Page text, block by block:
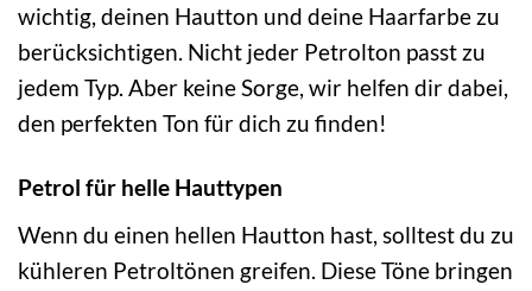
wichtig, deinen Hautton und deine Haarfarbe zu
berücksichtigen. Nicht jeder Petrolton passt zu
jedem Typ. Aber keine Sorge, wir helfen dir dabei,
den perfekten Ton für dich zu finden!
Petrol für helle Hauttypen
Wenn du einen hellen Hautton hast, solltest du zu
kühleren Petroltönen greifen. Diese Töne bringen